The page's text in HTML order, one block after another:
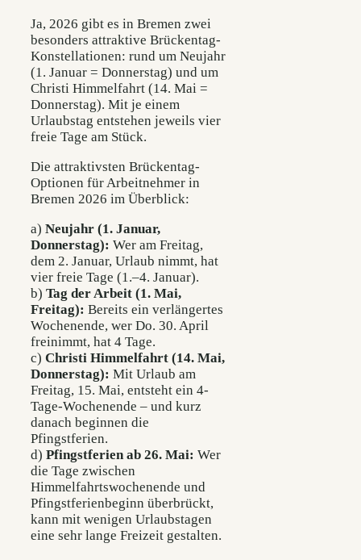
Ja, 2026 gibt es in Bremen zwei
besonders attraktive Brückentag-
Konstellationen: rund um Neujahr
(1. Januar = Donnerstag) und um
Christi Himmelfahrt (14. Mai =
Donnerstag). Mit je einem
Urlaubstag entstehen jeweils vier
freie Tage am Stück.
Die attraktivsten Brückentag-
Optionen für Arbeitnehmer in
Bremen 2026 im Überblick:
a) Neujahr (1. Januar,
Donnerstag): Wer am Freitag,
dem 2. Januar, Urlaub nimmt, hat
vier freie Tage (1.–4. Januar).
b) Tag der Arbeit (1. Mai,
Freitag): Bereits ein verlängertes
Wochenende, wer Do. 30. April
freinimmt, hat 4 Tage.
c) Christi Himmelfahrt (14. Mai,
Donnerstag): Mit Urlaub am
Freitag, 15. Mai, entsteht ein 4-
Tage-Wochenende – und kurz
danach beginnen die
Pfingstferien.
d) Pfingstferien ab 26. Mai: Wer
die Tage zwischen
Himmelfahrtswochenende und
Pfingstferienbeginn überbrückt,
kann mit wenigen Urlaubstagen
eine sehr lange Freizeit gestalten.